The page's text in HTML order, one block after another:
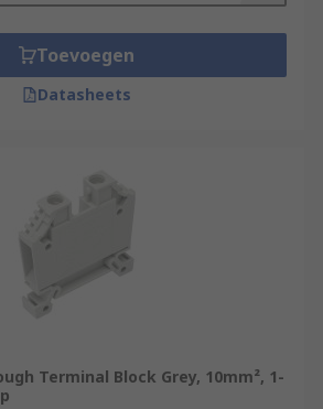
Toevoegen
Datasheets
Terminal Block Grey, 10mm², 1-